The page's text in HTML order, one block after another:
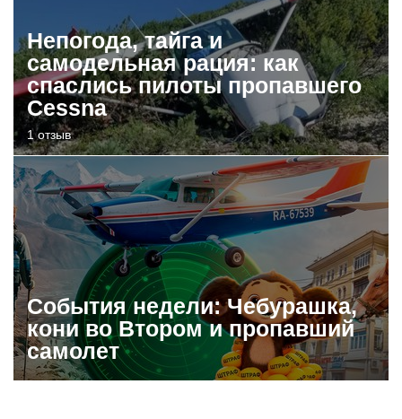
Непогода, тайга и
самодельная рация: как
спаслись пилоты пропавшего
Cessna
1 отзыв
События недели: Чебурашка,
кони во Втором и пропавший
самолет